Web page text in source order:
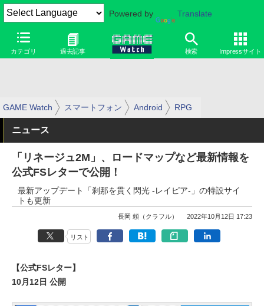
Powered by Translate
カテゴリ 過去記事 検索 Impressサイト
GAME Watch スマートフォン Android RPG
ニュース
「リネージュ2M」、ロードマップなど最新情報を
公式FSレターで公開！
最新アップデート「刹那を貫く閃光 -レイピア-」の特設サイ
トも更新
長岡 頼（クラフル） 2022年10月12日 17:23
リスト
【公式FSレター】
10月12日 公開